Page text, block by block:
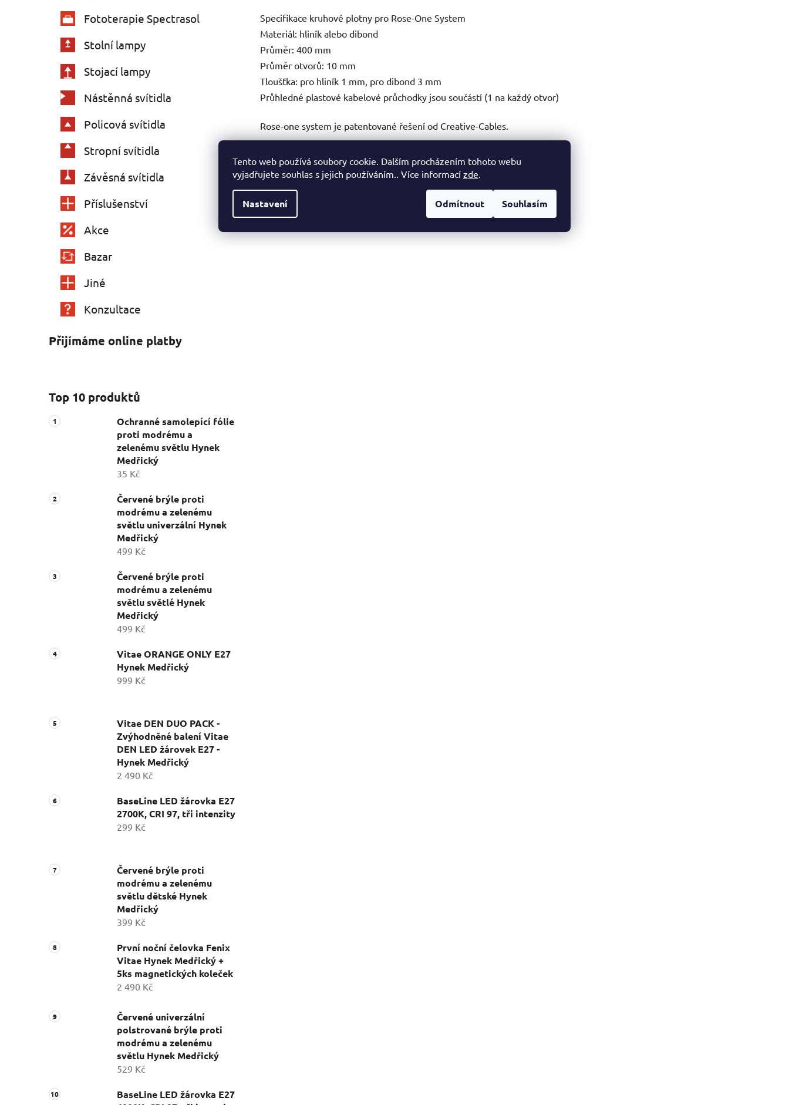
Tento web používá soubory cookie. Dalším procházením tohoto webu
vyjadřujete souhlas s jejich používáním.. Více informací zde
Nastavení Odmítnout Souhlasím
Fototerapie Spectrasol
Stolní lampy
Stojací lampy
Nástěnná svítidla
Policová svítidla
Stropní svítidla
Závěsná svítidla
Příslušenství
Akce
Bazar
Jiné
Konzultace
Přijímáme online platby
Top 10 produktů
Ochranné samolepící fólie
proti modrému a
zelenému světlu Hynek
Medřický
35 Kč
Červené brýle proti
modrému a zelenému
světlu univerzální Hynek
Medřický
499 Kč
Červené brýle proti
modrému a zelenému
světlu světlé Hynek
Medřický
499 Kč
Vitae ORANGE ONLY E27
Hynek Medřický
999 Kč
Vitae DEN DUO PACK -
Zvýhodněné balení Vitae
DEN LED žárovek E27 -
Hynek Medřický
2 490 Kč
BaseLine LED žárovka E27
2700K, CRI 97, tři intenzity
299 Kč
Červené brýle proti
modrému a zelenému
světlu dětské Hynek
Medřický
399 Kč
První noční čelovka Fenix
Vitae Hynek Medřický +
5ks magnetických koleček
2 490 Kč
Červené univerzální
polstrované brýle proti
modrému a zelenému
světlu Hynek Medřický
529 Kč
BaseLine LED žárovka E27
Specifikace kruhové plotny pro Rose-One System
Materiál: hliník alebo dibond
Průměr: 400 mm
Průměr otvorů: 10 mm
Tloušťka: pro hliník 1 mm, pro dibond 3 mm
Průhledné plastové kabelové průchodky jsou součástí (1 na každý otvor)
Rose-one system je patentované řešení od Creative-Cables.